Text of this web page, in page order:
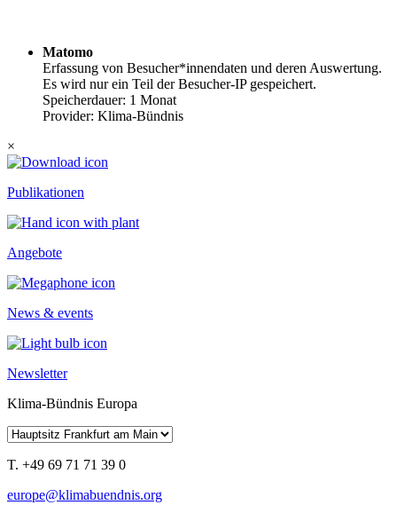
Matomo
Erfassung von Besucher*innendaten und deren Auswertung.
Es wird nur ein Teil der Besucher-IP gespeichert.
Speicherdauer: 1 Monat
Provider: Klima-Bündnis
×
Publikationen
Angebote
News & events
Newsletter
Klima-Bündnis Europa
T. +49 69 71 71 39 0
europe@klimabuendnis.org